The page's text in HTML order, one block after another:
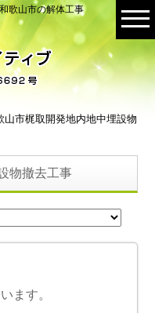
歌山市の解体工事
市梶取開発地内地中埋設物
物撤去工事
ます。